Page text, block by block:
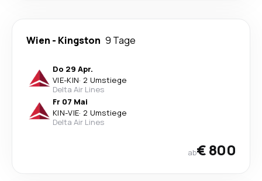
Wien - Kingston 9 Tage
Do 29 Apr.
VIE-KIN· 2 Umstiege
Delta Air Lines
Fr 07 Mai
KIN-VIE· 2 Umstiege
Delta Air Lines
ab€ 800